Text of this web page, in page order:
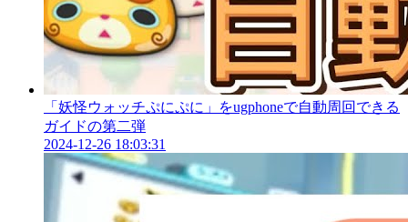
「妖怪ウォッチぷにぷに」をugphoneで自動周回できる
ガイドの第二弾
2024-12-26 18:03:31